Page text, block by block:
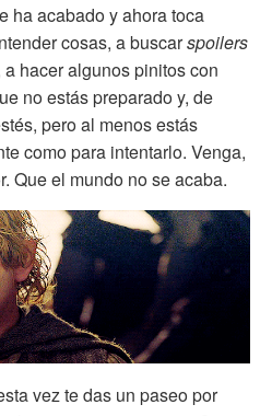
ha acabado y ahora toca
cosas, a buscarspoilers
hacer algunos pinitos con
no estás preparado y, de
pero al menos estás
como para intentarlo. Venga,
Que el mundo no se acaba.
vez te das un paseo por